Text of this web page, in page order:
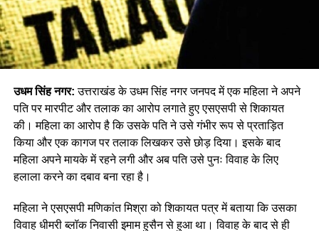
उधम सिंह नगर: उत्तराखंड के उधम सिंह नगर जनपद में एक महिला ने अपने
पति पर मारपीट और तलाक का आरोप लगाते हुए एसएसपी से शिकायत
की। महिला का आरोप है कि उसके पति ने उसे गंभीर रूप से प्रताड़ित
किया और एक कागज पर तलाक लिखकर उसे छोड़ दिया। इसके बाद
महिला अपने मायके में रहने लगी और अब पति उसे पुनः विवाह के लिए
हलाला करने का दबाव बना रहा है।
महिला ने एसएसपी मणिकांत मिश्रा को शिकायत पत्र में बताया कि उसका
विवाह धीमरी ब्लॉक निवासी इमाम हुसैन से हुआ था। विवाह के बाद से ही